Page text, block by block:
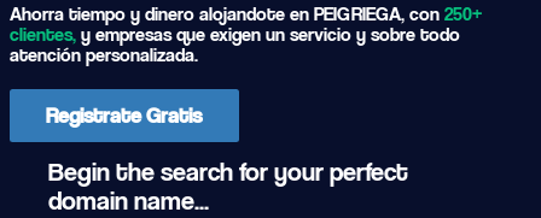
Ahorra tiempo y dinero alojandote en PEIGRIEGA, con 250+
clientes,y empresas que exigen un servicio y sobre todo
atención personalizada.
Registrate Gratis
Begin the search for your perfect
domain name...